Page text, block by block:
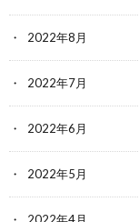
2022年8月
2022年7月
2022年6月
2022年5月